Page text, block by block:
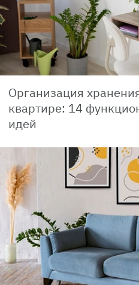
Организация
квартире: 14
идей